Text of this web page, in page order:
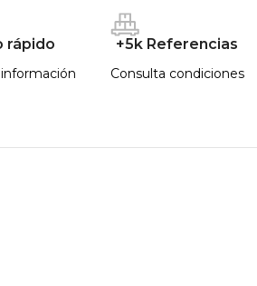
rápido +5k Referencias
Consulta condiciones